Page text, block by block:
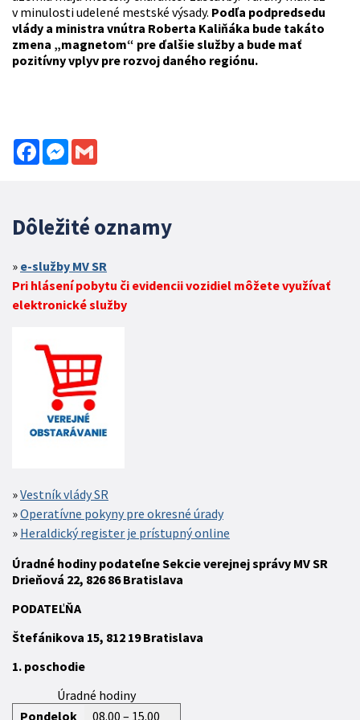
v minulosti udelené mestské výsady. Podľa podpredsedu
vlády a ministra vnútra Roberta Kaliňáka bude takáto
zmena „magnetom“ pre ďalšie služby a bude mať
pozitívny vplyv pre rozvoj daného regiónu.
FacebookMessenger
Dôležité oznamy
e-služby MV SR
Pri hlásení pobytu či evidencii vozidiel môžete využívať
elektronické služby
Vestník vlády SR
Operatívne pokyny pre okresné úrady
Heraldický register je prístupný online
Úradné hodiny podateľne Sekcie verejnej správy MV SR
Drieňová 22, 826 86 Bratislava
PODATEĽŇA
Štefánikova 15, 812 19Bratislava
1. poschodie
Úradné hodiny
Pondelok
08.00 – 15.00